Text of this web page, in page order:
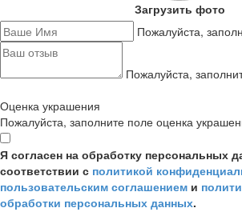
Загрузить фото
Пожалуйста,
Пожалуйста,
Оценка украшения
Пожалуйста, заполните поле оценка
Я согласен на обработку персональных
соответствии с политикой
пользовательским соглашением и
обработки персональных данных.